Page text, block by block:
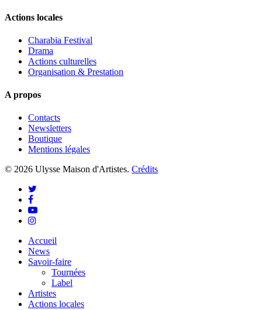
Actions locales
Charabia Festival
Drama
Actions culturelles
Organisation & Prestation
A propos
Contacts
Newsletters
Boutique
Mentions légales
© 2026 Ulysse Maison d'Artistes. Crédits
twitter
facebook
youtube
instagram
Close
Menu
Accueil
News
Savoir-faire
Tournées
Label
Artistes
Actions locales